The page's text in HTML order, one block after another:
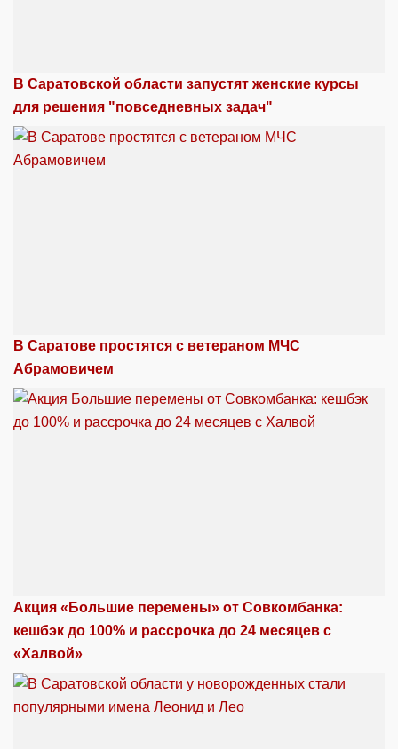
В Саратовской области запустят женские курсы
для решения "повседневных задач"
В Саратове простятся с ветераном МЧС
Абрамовичем
Акция «Большие перемены» от Совкомбанка:
кешбэк до 100% и рассрочка до 24 месяцев с
«Халвой»